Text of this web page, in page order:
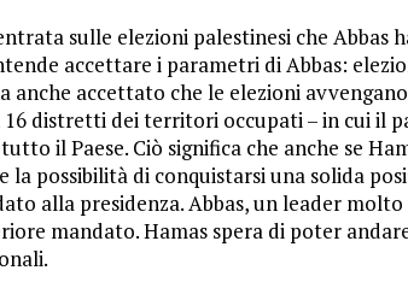
sulle elezioni palestinesi che Abbas
accettare i parametri di Abbas:
anche accettato che le elezioni
distretti dei territori occupati – in cui il
il Paese. Ciò significa che anche se
la possibilità di conquistarsi una solida
alla presidenza. Abbas, un leader
mandato. Hamas spera di poter